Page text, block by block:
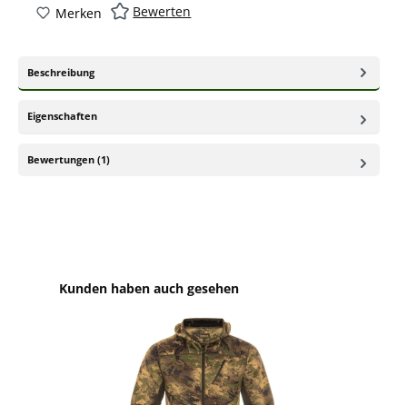
Merken Bewerten
Beschreibung
Eigenschaften
Bewertungen (1)
Produktgalerie überspringen
Kunden haben auch gesehen